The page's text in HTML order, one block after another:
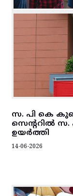
സ. പി കെ
സെന്ററിൽ
ഉയർത്തി
14-06-2026